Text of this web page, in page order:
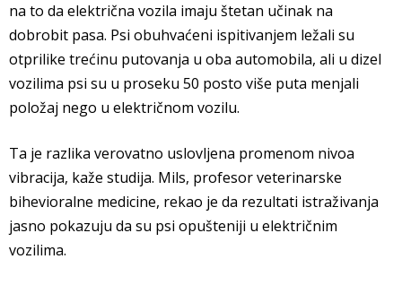
na to da električna vozila imaju štetan učinak na
dobrobit pasa. Psi obuhvaćeni ispitivanjem ležali su
otprilike trećinu putovanja u oba automobila, ali u dizel
vozilima psi su u proseku 50 posto više puta menjali
položaj nego u električnom vozilu.
Ta je razlika verovatno uslovljena promenom nivoa
vibracija, kaže studija. Mils, profesor veterinarske
bihevioralne medicine, rekao je da rezultati istraživanja
jasno pokazuju da su psi opušteniji u električnim
vozilima.